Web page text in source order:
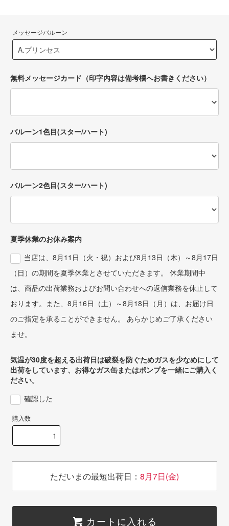
メッセージバルーン
無料メッセージカード（印字内容は備考欄へお書きください）
バルーン1色目(スター/ハート)
バルーン2色目(スター/ハート)
夏季休業のお休み案内
当店は、8月11日（火・祝）および8月13日（木）～8月17日
（日）の期間を夏季休業とさせていただきます。 休業期間中
は、商品の出荷業務およびお問い合わせへの返信業務を休止して
おります。また、8月16日（土）～8月18日（月）は、お届け日
のご指定を承ることができません。 あらかじめご了承ください
ませ。
気温が30度を超える出荷日は破裂を防ぐためガスを少なめにして
出荷をしています、お得なガス缶またはポンプを一緒にご購入く
ださい。
確認した
購入数
ただいまの最短出荷日： 8月7日(金)
カートに入れる